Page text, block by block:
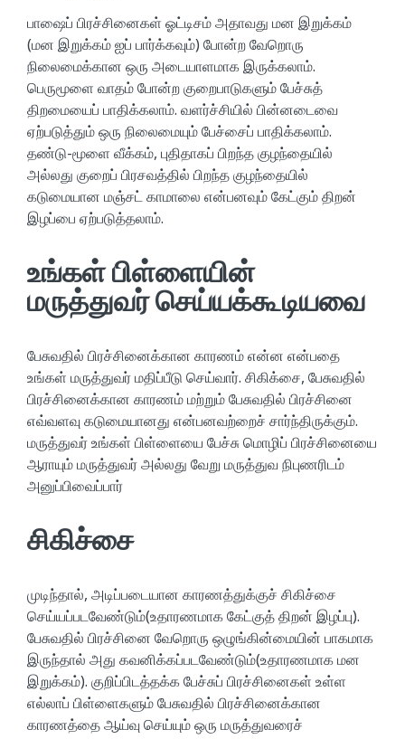
பாஷைப் பிரச்சினைகள் ஓட்டிசம் அதாவது மன இறுக்கம்
(மன இறுக்கம் ஐப் பார்க்கவும்) போன்ற வேறொரு
நிலைமைக்கான ஒரு அடையாளமாக இருக்கலாம்.
பெருமூளை வாதம் போன்ற குறைபாடுகளும் பேச்சுத்
திறமையைப் பாதிக்கலாம். வளர்ச்சியில் பின்னடைவை
ஏற்படுத்தும் ஒரு நிலைமையும் பேச்சைப் பாதிக்கலாம்.
தண்டு-மூளை வீக்கம், புதிதாகப் பிறந்த குழந்தையில்
அல்லது குறைப் பிரசவத்தில் பிறந்த குழந்தையில்
கடுமையான மஞ்சட் காமாலை என்பனவும் கேட்கும் திறன்
இழப்பை ஏற்படுத்தலாம்.
உங்கள் பிள்ளையின்
மருத்துவர் செய்யக்கூடியவை
பேசுவதில் பிரச்சினைக்கான காரணம் என்ன என்பதை
உங்கள் மருத்துவர் மதிப்பீடு செய்வார். சிகிக்சை, பேசுவதில்
பிரச்சினைக்கான காரணம் மற்றும் பேசுவதில் பிரச்சினை
எவ்வளவு கடுமையானது என்பனவற்றைச் சார்ந்திருக்கும்.
மருத்துவர் உங்கள் பிள்ளையை பேச்சு மொழிப் பிரச்சினையை
ஆராயும் மருத்துவர் அல்லது வேறு மருத்துவ நிபுணரிடம்
அனுப்பிவைப்பார்
சிகிச்சை
முடிந்தால், அடிப்படையான காரணத்துக்குச் சிகிச்சை
செய்யப்படவேண்டும்(உதாரணமாக கேட்குத் திறன் இழப்பு).
பேசுவதில் பிரச்சினை வேறொரு ஒழுங்கின்மையின் பாகமாக
இருந்தால் அது கவனிக்கப்படவேண்டும்(உதாரணமாக மன
இறுக்கம்). குறிப்பிடத்தக்க பேச்சுப் பிரச்சினைகள் உள்ள
எல்லாப் பிள்ளைகளும் பேசுவதில் பிரச்சினைக்கான
காரணத்தை ஆய்வு செய்யும் ஒரு மருத்துவரைச்